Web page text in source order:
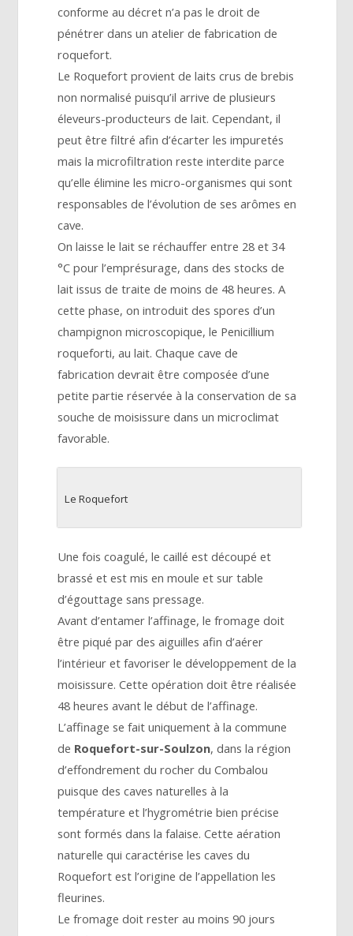
conforme au décret n’a pas le droit de
pénétrer dans un atelier de fabrication de
roquefort.
Le Roquefort provient de laits crus de brebis
non normalisé puisqu’il arrive de plusieurs
éleveurs-producteurs de lait. Cependant, il
peut être filtré afin d’écarter les impuretés
mais la microfiltration reste interdite parce
qu’elle élimine les micro-organismes qui sont
responsables de l’évolution de ses arômes en
cave.
On laisse le lait se réchauffer entre 28 et 34
°C pour l’emprésurage, dans des stocks de
lait issus de traite de moins de 48 heures. A
cette phase, on introduit des spores d’un
champignon microscopique, le Penicillium
roqueforti, au lait. Chaque cave de
fabrication devrait être composée d’une
petite partie réservée à la conservation de sa
souche de moisissure dans un microclimat
favorable.
Le Roquefort
Une fois coagulé, le caillé est découpé et
brassé et est mis en moule et sur table
d’égouttage sans pressage.
Avant d’entamer l’affinage, le fromage doit
être piqué par des aiguilles afin d’aérer
l’intérieur et favoriser le développement de la
moisissure. Cette opération doit être réalisée
48 heures avant le début de l’affinage.
L’affinage se fait uniquement à la commune
de Roquefort-sur-Soulzon, dans la région
d’effondrement du rocher du Combalou
puisque des caves naturelles à la
température et l’hygrométrie bien précise
sont formés dans la falaise. Cette aération
naturelle qui caractérise les caves du
Roquefort est l’origine de l’appellation les
fleurines.
Le fromage doit rester au moins 90 jours